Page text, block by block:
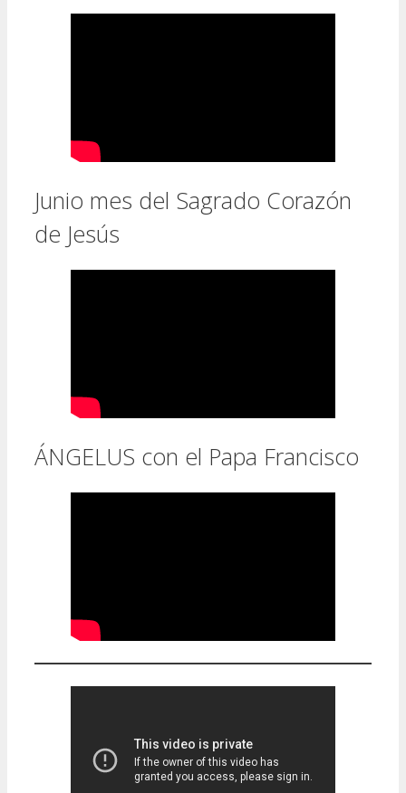
Junio mes del Sagrado Corazón
de Jesús
ÁNGELUS con el Papa Francisco